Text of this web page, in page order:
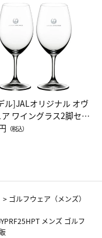
ル]JALオリジナル オヴ
ア ワイングラス2脚セッ
ドワイン）
（税込）
> ゴルフウェア（メンズ）
メンズ ゴルフ